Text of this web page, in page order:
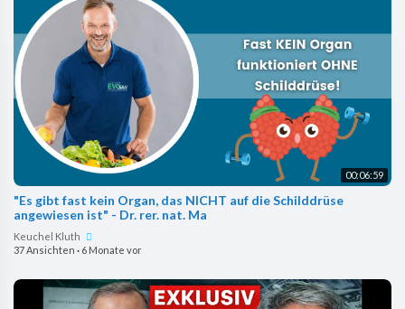
00:06:59
"Es gibt fast kein Organ, das NICHT auf die Schilddrüse
angewiesen ist" - Dr. rer. nat. Ma
Keuchel Kluth
37 Ansichten · 6 Monate vor